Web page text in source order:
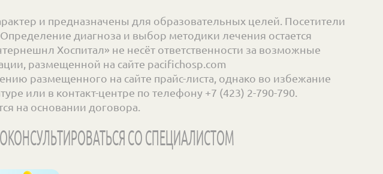
и предназначены для образовательных целей. Посетители
диагноза и выбор методики лечения остается
Хоспитал» не несёт ответственности за возможные
размещенной на сайте pacifichosp.com
размещенного на сайте прайс-листа, однако во избежание
или в контакт-центре по телефону +7 (423) 2-790-790.
на основании договора.
СО СПЕЦИАЛИСТОМ